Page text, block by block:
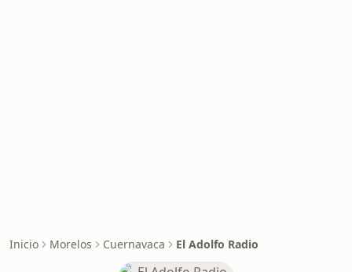
Inicio Morelos Cuernavaca El Adolfo Radio